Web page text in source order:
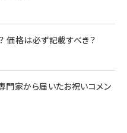
価格は必ず記載すべき？
門家から届いたお祝いコメン